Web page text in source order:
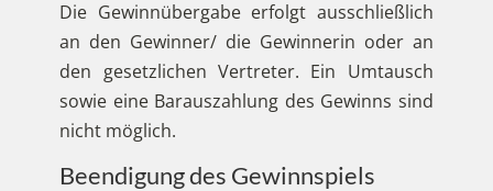
Die Gewinnübergabe erfolgt ausschließlich
an den Gewinner/ die Gewinnerin oder an
den gesetzlichen Vertreter. Ein Umtausch
sowie eine Barauszahlung des Gewinns sind
nicht möglich.
Beendigung des Gewinnspiels